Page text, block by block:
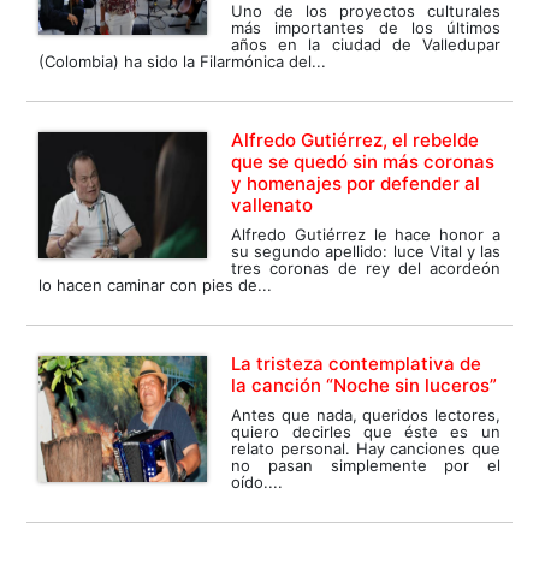
Uno de los proyectos culturales
más importantes de los últimos
años en la ciudad de Valledupar
(Colombia) ha sido la Filarmónica del...
Alfredo Gutiérrez, el rebelde
que se quedó sin más coronas
y homenajes por defender al
vallenato
Alfredo Gutiérrez le hace honor a
su segundo apellido: luce Vital y las
tres coronas de rey del acordeón
lo hacen caminar con pies de...
La tristeza contemplativa de
la canción “Noche sin luceros”
Antes que nada, queridos lectores,
quiero decirles que éste es un
relato personal. Hay canciones que
no pasan simplemente por el
oído....